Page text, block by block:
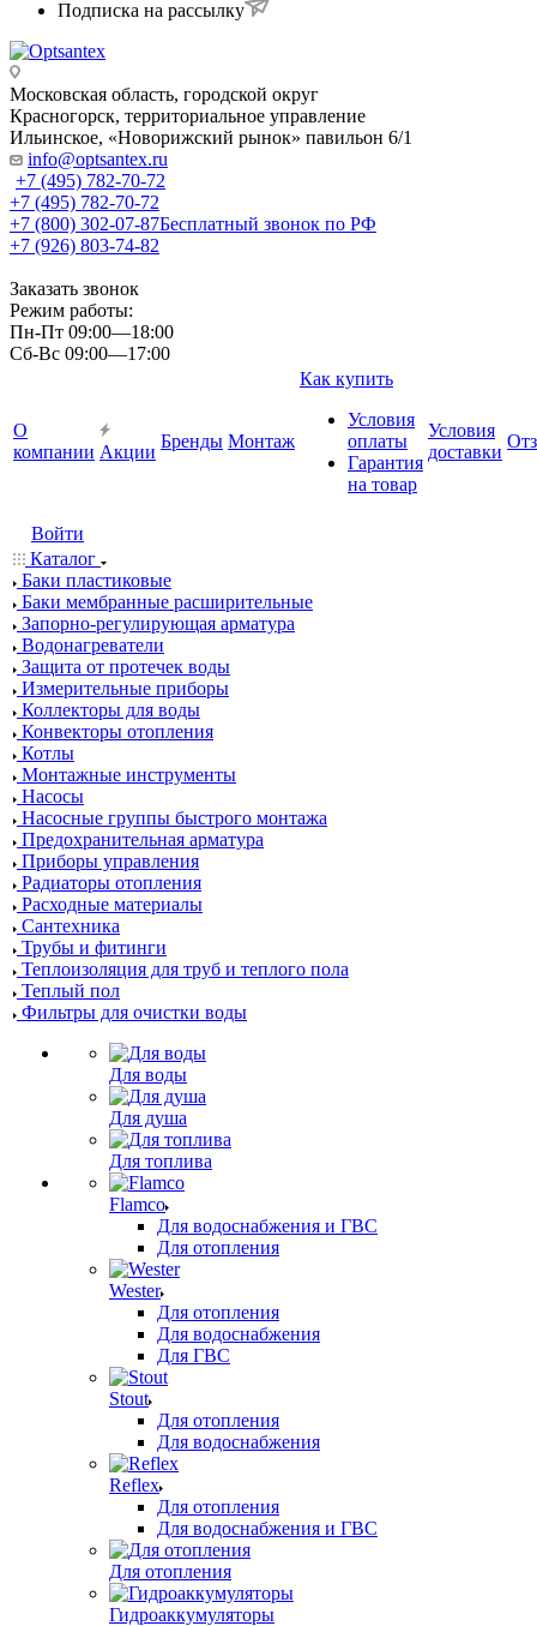
Подписка на рассылку
Московская область, городской округ
Красногорск, территориальное управление
Ильинское, «Новорижский рынок» павильон 6/1
info@optsantex.ru
+7 (495) 782-70-72
+7 (495) 782-70-72
+7 (800) 302-07-87Бесплатный звонок по РФ
+7 (926) 803-74-82
Заказать звонок
Режим работы:
Пн-Пт 09:00—18:00
Сб-Вс 09:00—17:00
О
компании Акции
Бренды Монтаж
Как купить
Условия
оплаты
Гарантия
на товар
Условия
доставки
Войти
Каталог
Баки пластиковые
Баки мембранные расширительные
Запорно-регулирующая арматура
Водонагреватели
Защита от протечек воды
Измерительные приборы
Коллекторы для воды
Конвекторы отопления
Котлы
Монтажные инструменты
Насосы
Насосные группы быстрого монтажа
Предохранительная арматура
Приборы управления
Радиаторы отопления
Расходные материалы
Сантехника
Трубы и фитинги
Теплоизоляция для труб и теплого пола
Теплый пол
Фильтры для очистки воды
Для воды
Для душа
Для топлива
Flamco
Для водоснабжения и ГВС
Для отопления
Wester
Для отопления
Для водоснабжения
Для ГВС
Stout
Для отопления
Для водоснабжения
Reflex
Для отопления
Для водоснабжения и ГВС
Для отопления
Гидроаккумуляторы